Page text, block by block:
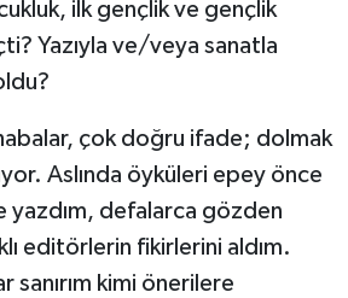
ilk gençlik ve gençlik
Yazıyla ve/veya sanatla
çok doğru ifade; dolmak
Aslında öyküleri epey önce
yazdım, defalarca gözden
editörlerin fikirlerini aldım.
sanırım kimi önerilere